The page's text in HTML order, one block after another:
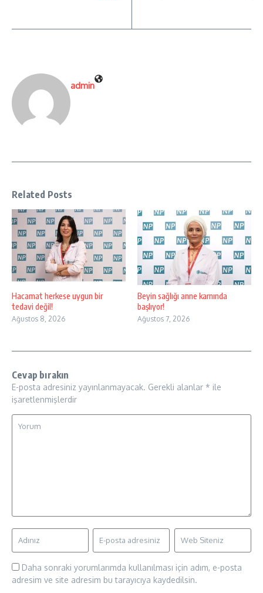
admin
Related Posts
Hacamat herkese uygun bir
tedavi değil!
Ağustos 8, 2026
Beyin sağlığı anne karnında
başlıyor!
Ağustos 7, 2026
Cevap bırakın
E-posta adresiniz yayınlanmayacak. Gerekli alanlar * ile
işaretlenmişlerdir
Daha sonraki yorumlarımda kullanılması için adım, e-posta
adresim ve site adresim bu tarayıcıya kaydedilsin.